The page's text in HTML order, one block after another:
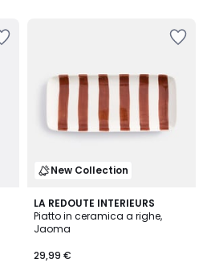
New Collection
LA REDOUTE INTERIEURS
Piatto in ceramica a righe,
Jaoma
29,99 €
2
Colori